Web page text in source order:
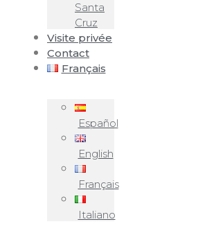
Santa
Cruz
Visite privée
Contact
Français
Español
English
Français
Italiano